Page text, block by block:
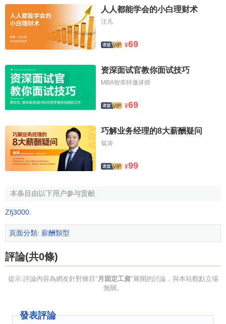
人人都能学会的小白理财术
汪凡
¥69
资深面试官教你面试技巧
MBA智库特邀讲师
¥69
巧解业务经理的8大薪酬疑问
翁涛
¥99
本条目由以下用户参与贡献
Zfj3000
頁面分類: 薪酬類型
評論(共0條)
提示:評論內容為網友針對條目" 月固定工資"展開的討論，與本站觀點立場
無關。
發表評論